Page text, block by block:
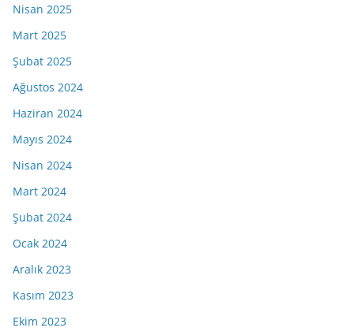
Nisan 2025
Mart 2025
Şubat 2025
Ağustos 2024
Haziran 2024
Mayıs 2024
Nisan 2024
Mart 2024
Şubat 2024
Ocak 2024
Aralık 2023
Kasım 2023
Ekim 2023